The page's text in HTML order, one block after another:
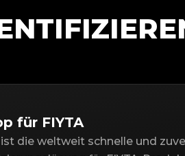
für FIYTA
die weltweit schnelle und